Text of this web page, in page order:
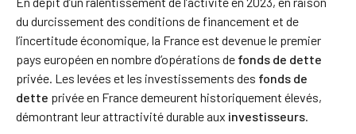
du durcissement des conditions de financement et de
l’incertitude économique, la France est devenue le premier
pays européen en nombre d’opérations de fonds de dette
privée. Les levées et les investissements des fonds de
dette privée en France demeurent historiquement élevés,
démontrant leur attractivité durable aux investisseurs.